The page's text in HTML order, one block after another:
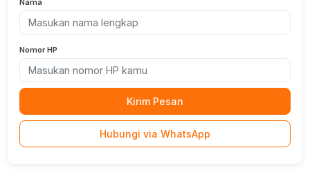
Nomor HP
Kirim Pesan
Hubungi via WhatsApp